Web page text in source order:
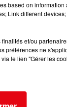
based on information
Link different
et/ou
préférences ne
le lien "Gérer les